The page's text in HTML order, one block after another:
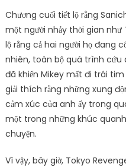
Chương cuối tiết lộ rằng
một người nhảy thời gian như
lộ rằng cả hai người họ đang
nhiên, toàn bộ quá trình cứu
đã khiến Mikey mất đi trái
giải thích rằng những xung
cảm xúc của anh ấy trong
một trong những khúc
chuyện.
Vì vậy, bây giờ, Tokyo